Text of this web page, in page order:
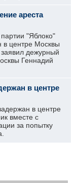
ареста
"Яблоко"
в центре Москвы
дежурный
Геннадий
в центре
в центре
вместе с
за попытку